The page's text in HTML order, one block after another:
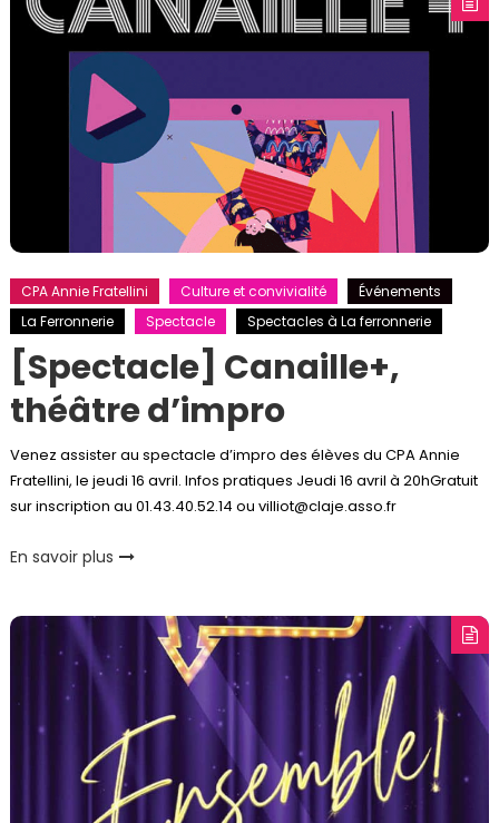
CPA Annie Fratellini Culture et convivialité
Événements
La Ferronnerie
Spectacle Spectacles à La ferronnerie
[Spectacle] Canaille+,
théâtre d’impro
Venez assister au spectacle d’impro des élèves du CPA Annie
Fratellini, le jeudi 16 avril. Infos pratiques Jeudi 16 avril à 20hGratuit
sur inscription au 01.43.40.52.14 ou villiot@claje.asso.fr
En savoir plus